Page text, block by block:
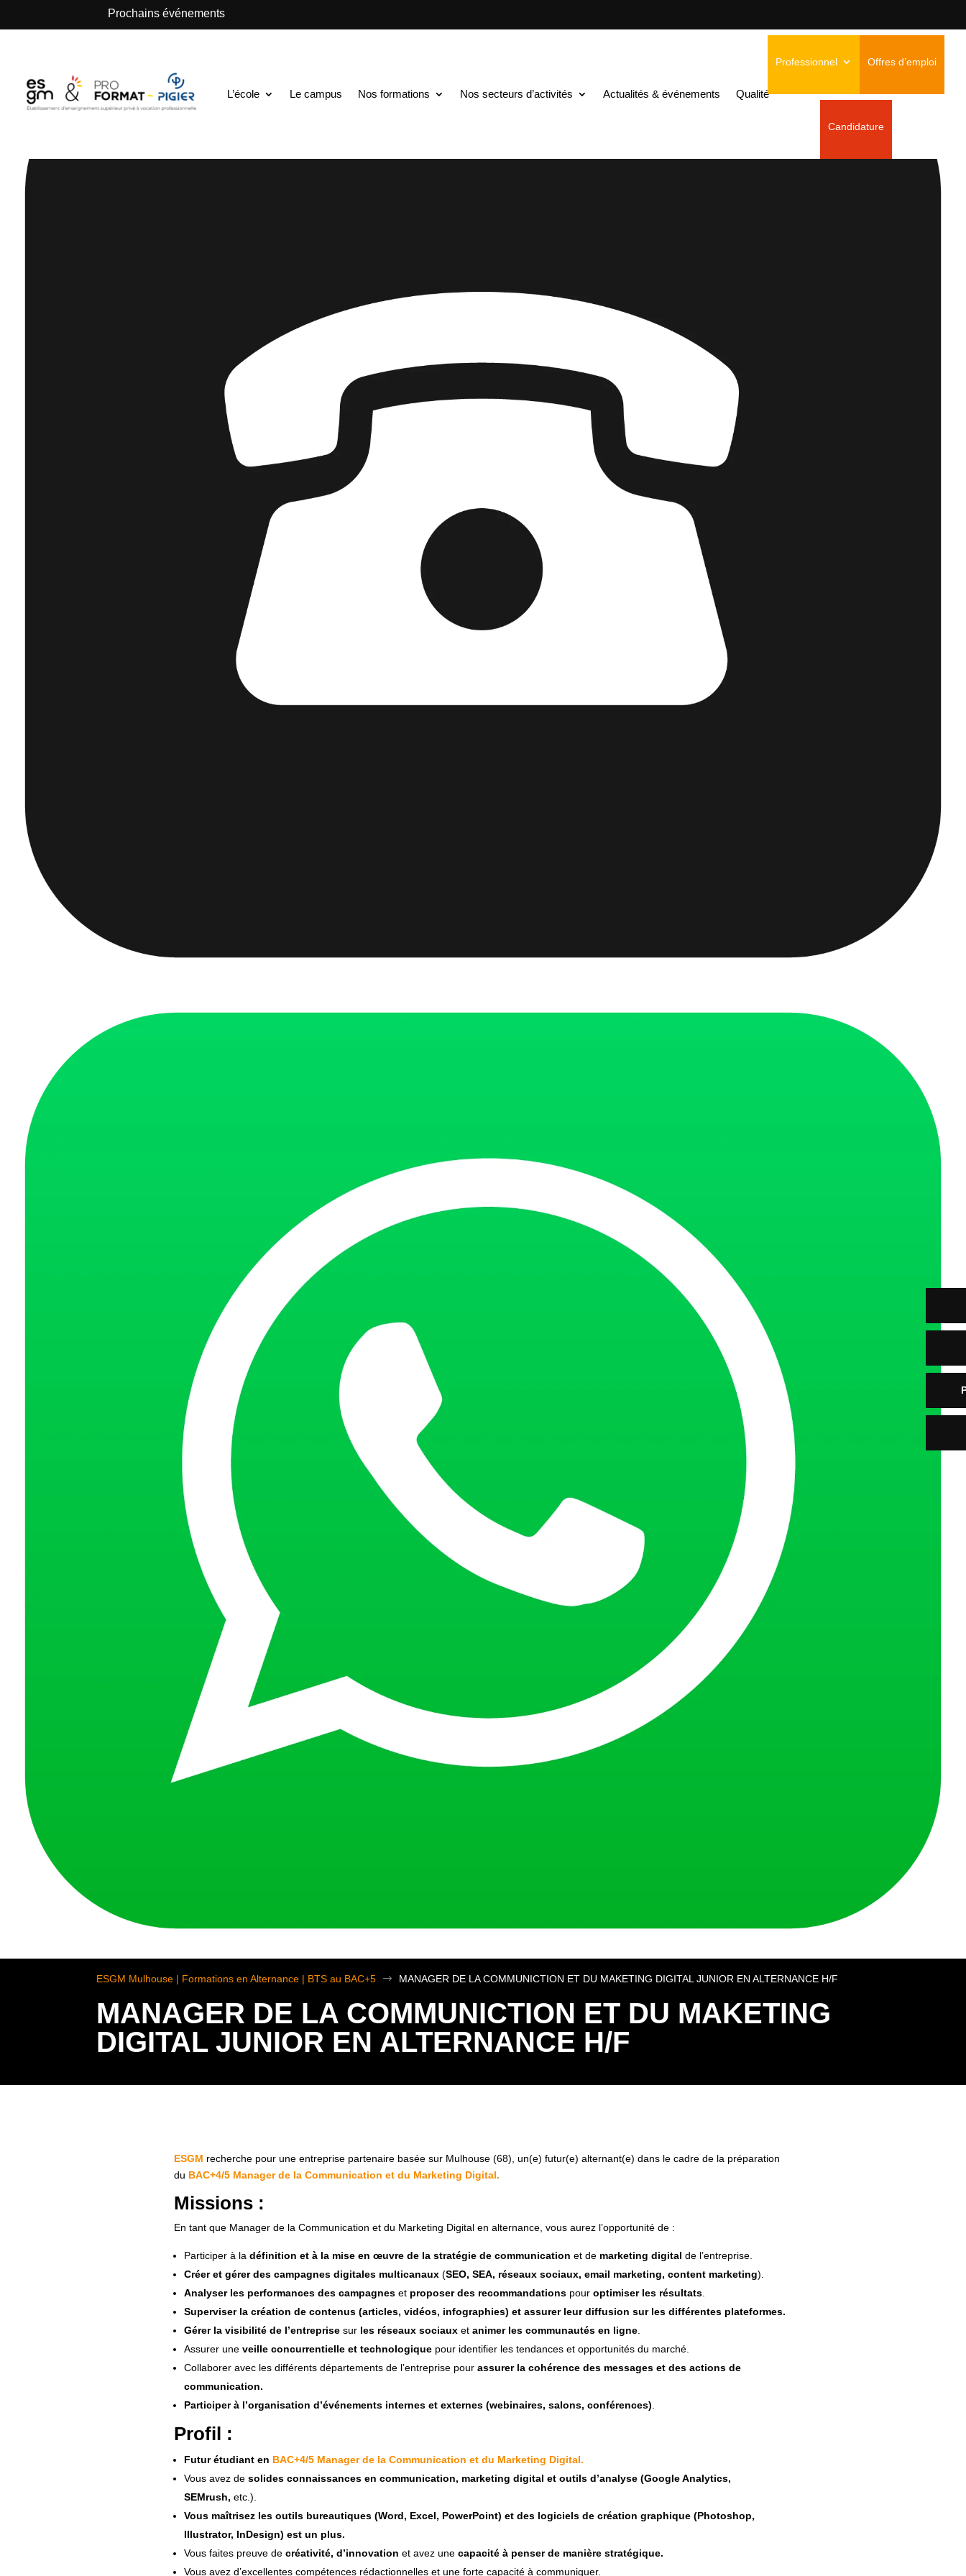
Prochains événements
L’école Le campus Nos formations Nos secteurs d’activités Actualités & événements Qualité
Professionnel Offres d’emploi
Candidature
ESGM Mulhouse | Formations en Alternance | BTS au BAC+5 $ MANAGER DE LA COMMUNICTION ET DU MAKETING DIGITAL JUNIOR EN ALTERNANCE H/F
MANAGER DE LA COMMUNICTION ET DU MAKETING
DIGITAL JUNIOR EN ALTERNANCE H/F
ESGM recherche pour une entreprise partenaire basée sur Mulhouse (68), un(e) futur(e) alternant(e) dans le cadre de la préparation
du BAC+4/5 Manager de la Communication et du Marketing Digital.
Missions :
En tant que Manager de la Communication et du Marketing Digital en alternance, vous aurez l’opportunité de :
Participer à la définition et à la mise en œuvre de la stratégie de communication et demarketing digital de l’entreprise.
Créer et gérer des campagnes digitales multicanaux (SEO, SEA, réseaux sociaux, email marketing, content marketing).
Analyser les performances des campagneset proposer des recommandationspour optimiser les résultats.
Superviser la création de contenus (articles, vidéos, infographies) et assurer leur diffusion sur les différentes plateformes.
Gérer la visibilité de l’entreprisesurles réseaux sociauxet animer les communautés en ligne.
Assurer une veille concurrentielle et technologiquepour identifier les tendances et opportunités du marché.
Collaborer avec les différents départements de l’entreprise pourassurer la cohérence des messages et des actions de
communication.
Participer à l’organisation d’événements internes et externes (webinaires, salons, conférences).
Profil :
Futur étudiant en BAC+4/5 Manager de la Communication et du Marketing Digital.
Vous avez desolides connaissances en communication, marketing digital et outils d’analyse (Google Analytics,
SEMrush, etc.).
Vous maîtrisez les outils bureautiques (Word, Excel, PowerPoint) et des logiciels de création graphique (Photoshop,
Illustrator, InDesign) est un plus.
Vous faites preuve de créativité, d’innovation et avez unecapacité à penser de manière stratégique.
Vous avez d’excellentes compétences rédactionnelles et une forte capacité à communiquer.